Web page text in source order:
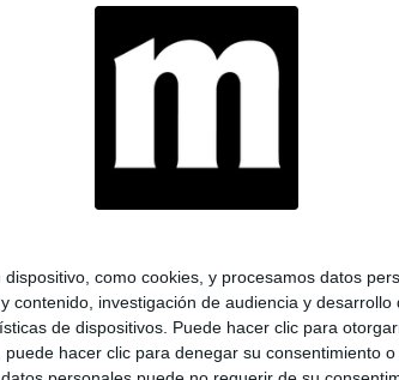
como cookies, y procesamos datos
investigación de audiencia y desarrollo
de dispositivos. Puede hacer clic para
hacer clic para denegar su consentimiento
perfilcom@perfil.com| Propietario: Diario Perfil S.A.